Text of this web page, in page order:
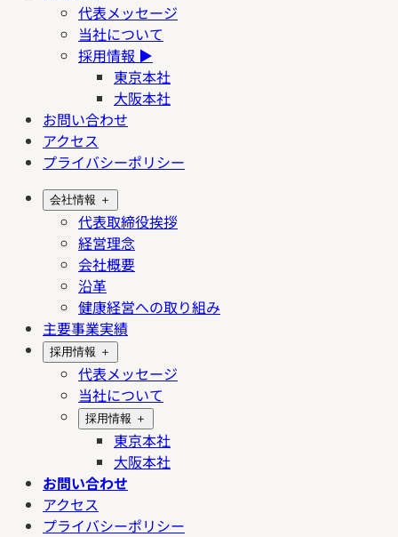
代表メッセージ
当社について
採用情報 ▶
東京本社
大阪本社
お問い合わせ
アクセス
プライバシーポリシー
会社情報 ＋
代表取締役挨拶
経営理念
会社概要
沿革
健康経営への取り組み
主要事業実績
採用情報 ＋
代表メッセージ
当社について
採用情報 ＋
東京本社
大阪本社
お問い合わせ
アクセス
プライバシーポリシー